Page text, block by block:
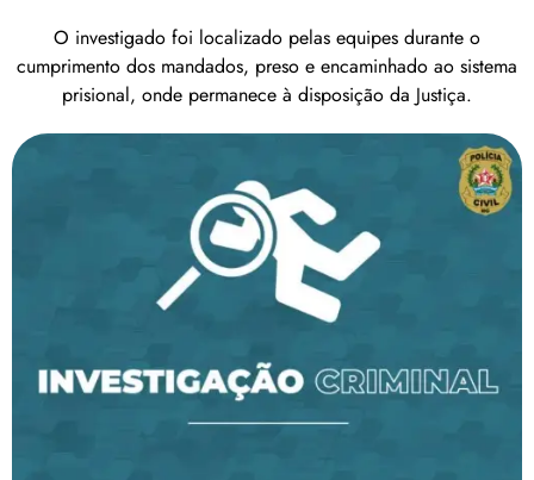
O investigado foi localizado pelas equipes durante o
cumprimento dos mandados, preso e encaminhado ao sistema
prisional, onde permanece à disposição da Justiça.